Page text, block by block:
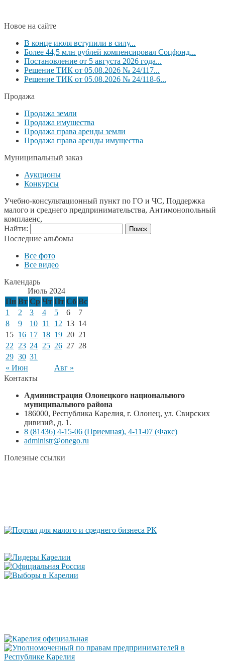
Новое на сайте
В конце июля вступили в силу...
Более 44,5 млн рублей компенсировал Соцфонд...
Постановление от 5 августа 2026 года...
Решение ТИК от 05.08.2026 № 24/117...
Решение ТИК от 05.08.2026 № 24/118-6...
Продажа
Продажа земли
Продажа имущества
Продажа права аренды земли
Продажа права аренды имущества
Муниципальный заказ
Аукционы
Конкурсы
Учебно-консультационный пункт по ГО и ЧС, Поддержка
малого и среднего предпринимательства, Антимонопольный
комплаенс,
Найти:
Последние альбомы
Все фото
Все видео
Календарь
Июль 2024
Пн Вт Ср Чт Пт Сб Вс
« Июн Авг »
1 2 3 4 5 6
7
8
9 10 11 12 13 14
15 16 17 18 19 20 21
22
23 24 25 26 27 28
29 30 31
Контакты
Администрация Олонецкого национального
муниципального района
186000, Республика Карелия, г. Олонец, ул. Свирских
дивизий, д. 1.
8 (81436) 4-15-06 (Приемная), 4-11-07 (Факс)
administr@onego.ru
Полезные ссылки